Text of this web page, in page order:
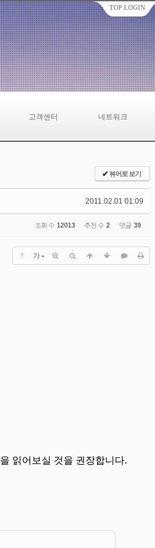
TOP LOGIN
고객센터 네트워크
✔뷰어로 보기
2011.02.01 01:09
조회 수 12013 추천 수 2 댓글 39
? 가
읽어보실 것을 권장합니다.